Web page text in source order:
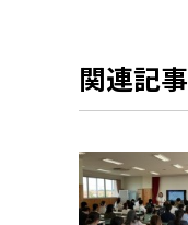
関連記事